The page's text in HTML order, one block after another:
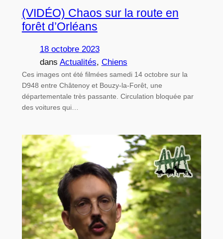
(VIDÉO) Chaos sur la route en
forêt d’Orléans
18 octobre 2023
dans Actualités, Chiens
Ces images ont été filmées samedi 14 octobre sur la
D948 entre Châtenoy et Bouzy-la-Forêt, une
départementale très passante. Circulation bloquée par
des voitures qui…